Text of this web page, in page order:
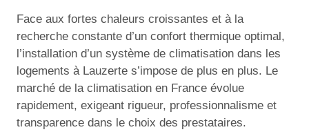
Face aux fortes chaleurs croissantes et à la
recherche constante d’un confort thermique optimal,
l’installation d’un système de climatisation dans les
logements à Lauzerte s’impose de plus en plus. Le
marché de la climatisation en France évolue
rapidement, exigeant rigueur, professionnalisme et
transparence dans le choix des prestataires.